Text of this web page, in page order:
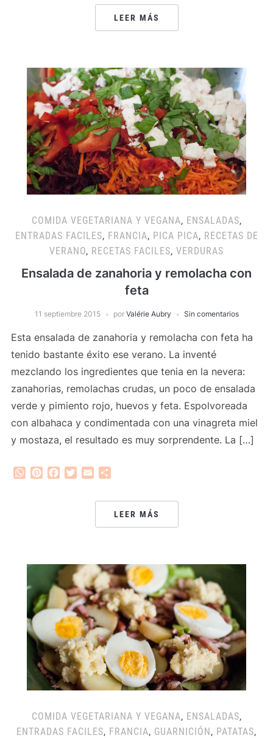
LEER MÁS
COMIDA VEGETARIANA Y VEGANA, ENSALADAS,
ENTRADAS FACILES, FRANCIA, PICA PICA, RECETAS DE
VERANO, RECETAS FACILES, VERDURAS
Ensalada de zanahoria y remolacha con
feta
11 septiembre 2015 por Valérie Aubry Sin comentarios
Esta ensalada de zanahoria y remolacha con feta ha
tenido bastante éxito ese verano. La inventé
mezclando los ingredientes que tenia en la nevera:
zanahorias, remolachas crudas, un poco de ensalada
verde y pimiento rojo, huevos y feta. Espolvoreada
con albahaca y condimentada con una vinagreta miel
y mostaza, el resultado es muy sorprendente. La […]
WhatsApp
PinterestFacebook
Twitter
Email
LEER MÁS
COMIDA VEGETARIANA Y VEGANA, ENSALADAS,
ENTRADAS FACILES, FRANCIA, GUARNICIÓN, PATATAS,